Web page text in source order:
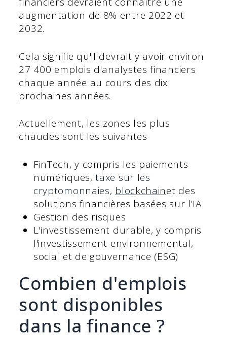
augmentation de 8% entre 2022 et
2032.
Cela signifie qu'il devrait y avoir environ
27 400 emplois d'analystes financiers
chaque année au cours des dix
prochaines années.
Actuellement, les zones les plus
chaudes sont les suivantes
FinTech, y compris les paiements
numériques,taxe sur les
cryptomonnaies, blockchainet des
solutions financières basées sur l'IA
Gestion des risques
L'investissement durable, y compris
l'investissement environnemental,
social et de gouvernance (ESG)
Combien d'emplois
sont disponibles
dans la finance ?